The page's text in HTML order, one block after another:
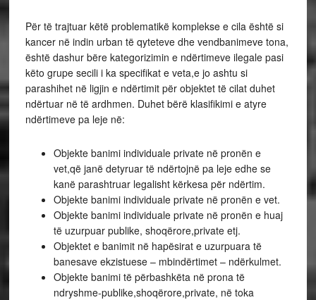
Për të trajtuar këtë problematikë komplekse e cila është si
kancer në indin urban të qyteteve dhe vendbanimeve tona,
është dashur bëre kategorizimin e ndërtimeve ilegale pasi
këto grupe secili i ka specifikat e veta,e jo ashtu si
parashihet në ligjin e ndërtimit për objektet të cilat duhet
ndërtuar në të ardhmen. Duhet bërë klasifikimi e atyre
ndërtimeve pa leje në:
Objekte banimi individuale private në pronën e
vet,që janë detyruar të ndërtojnë pa leje edhe se
kanë parashtruar legalisht kërkesa për ndërtim.
Objekte banimi individuale private në pronën e vet.
Objekte banimi individuale private në pronën e huaj
të uzurpuar publike, shoqërore,private etj.
Objektet e banimit në hapësirat e uzurpuara të
banesave ekzistuese – mbindërtimet – ndërkulmet.
Objekte banimi të përbashkëta në prona të
ndryshme-publike,shoqërore,private, në toka